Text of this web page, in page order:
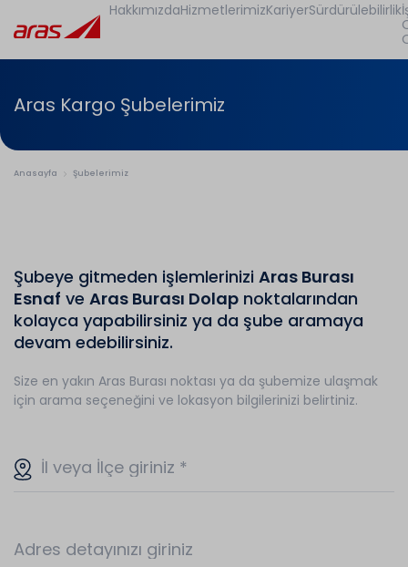
HakkımızdaHizmetlerimizKariyerSürdürülebilirlik
Aras Kargo Şubelerimiz
Anasayfa Şubelerimiz
Şubeye gitmeden işlemlerinizi Aras Burası
Esnaf ve Aras Burası Dolap noktalarından
kolayca yapabilirsiniz ya da şube aramaya
devam edebilirsiniz.
Size en yakın Aras Burası noktası ya da şubemize ulaşmak
için arama seçeneğini ve lokasyon bilgilerinizi belirtiniz.
İl veya İlçe giriniz *
Adres detayınızı giriniz